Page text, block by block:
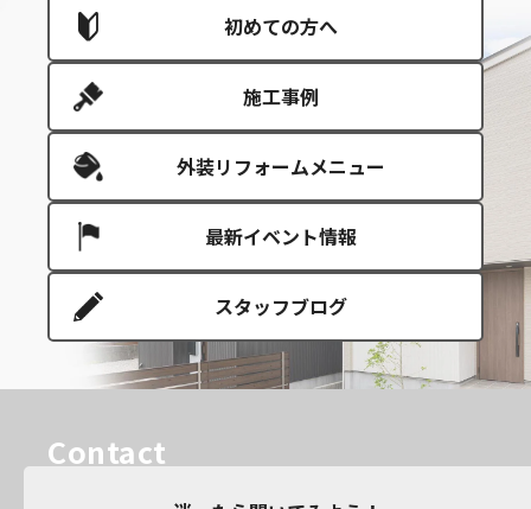
初めての方へ
施工事例
外装リフォームメニュー
最新イベント情報
スタッフブログ
Contact